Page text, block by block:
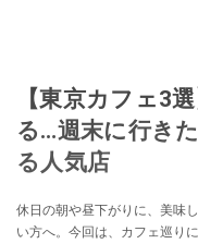
【東京カフェ3
る…週末に行き
る人気店
休日の朝や昼下がりに、美味
い方へ。今回は、カフェ巡り